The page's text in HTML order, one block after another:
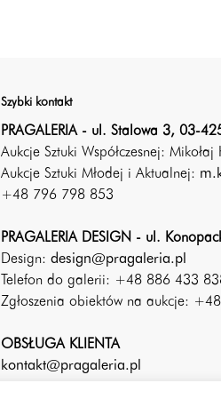
Szybki kontakt
PRAGALERIA - ul. Stalowa 3, 03-
Aukcje Sztuki Współczesnej:
Aukcje Sztuki Młodej i Aktualnej:
+48 796 798 853
PRAGALERIA DESIGN - ul.
Design: design@pragaleria.pl
Telefon do galerii: +48 886 433
Zgłoszenia obiektów na aukcje:
OBSŁUGA KLIENTA
kontakt@pragaleria.pl